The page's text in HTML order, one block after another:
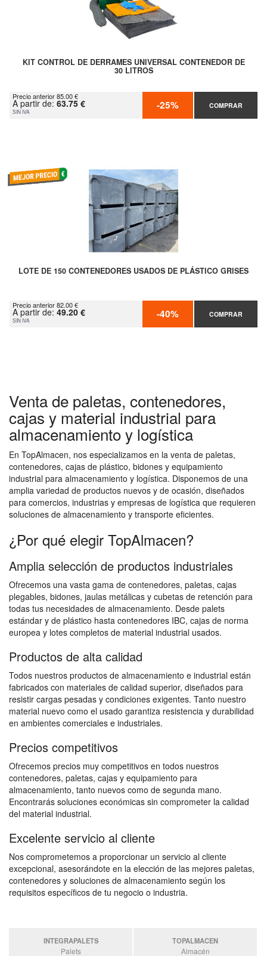
KIT CONTROL DE DERRAMES UNIVERSAL CONTENEDOR DE
30 LITROS
Precio anterior 85.00 €
A partir de: 63.75 €
SIN IVA -25% COMPRAR
LOTE DE 150 CONTENEDORES USADOS DE PLÁSTICO GRISES
Precio anterior 82.00 €
A partir de: 49.20 €
SIN IVA -40% COMPRAR
Venta de paletas, contenedores,
cajas y material industrial para
almacenamiento y logística
En TopAlmacen, nos especializamos en la venta de paletas,
contenedores, cajas de plástico, bidones y equipamiento
industrial para almacenamiento y logística. Disponemos de una
amplia variedad de productos nuevos y de ocasión, diseñados
para comercios, industrias y empresas de logística que requieren
soluciones de almacenamiento y transporte eficientes.
¿Por qué elegir TopAlmacen?
Amplia selección de productos industriales
Ofrecemos una vasta gama de contenedores, paletas, cajas
plegables, bidones, jaulas metálicas y cubetas de retención para
todas tus necesidades de almacenamiento. Desde palets
estándar y de plástico hasta contenedores IBC, cajas de norma
europea y lotes completos de material industrial usados.
Productos de alta calidad
Todos nuestros productos de almacenamiento e industrial están
fabricados con materiales de calidad superior, diseñados para
resistir cargas pesadas y condiciones exigentes. Tanto nuestro
material nuevo como el usado garantiza resistencia y durabilidad
en ambientes comerciales e industriales.
Precios competitivos
Ofrecemos precios muy competitivos en todos nuestros
contenedores, paletas, cajas y equipamiento para
almacenamiento, tanto nuevos como de segunda mano.
Encontrarás soluciones económicas sin comprometer la calidad
del material industrial.
Excelente servicio al cliente
Nos comprometemos a proporcionar un servicio al cliente
excepcional, asesorándote en la elección de las mejores paletas,
contenedores y soluciones de almacenamiento según los
requisitos específicos de tu negocio o industria.
INTEGRAPALETS
Palets
TOPALMACEN
Almacén